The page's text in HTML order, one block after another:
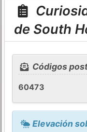
de South
Códigos
60473
Elevación